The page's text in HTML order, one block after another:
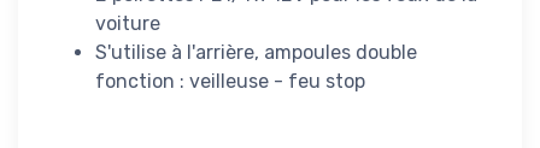
voiture
S'utilise à l'arrière, ampoules double
fonction : veilleuse - feu stop